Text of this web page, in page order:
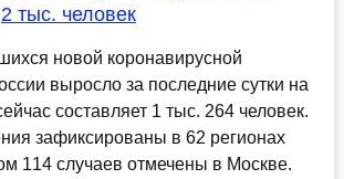
тыс. человек
новой коронавирусной
выросло за последние сутки на
составляет 1 тыс. 264 человек.
зафиксированы в 62 регионах
114 случаев отмечены в Москве.